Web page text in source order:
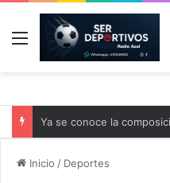
Menú
Inicio / Deportes